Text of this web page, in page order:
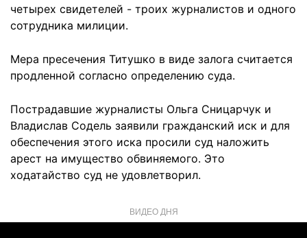
четырех свидетелей - троих журналистов и одного
сотрудника милиции.
Мера пресечения Титушко в виде залога считается
продленной согласно определению суда.
Пострадавшие журналисты Ольга Сницарчук и
Владислав Содель заявили гражданский иск и для
обеспечения этого иска просили суд наложить
арест на имущество обвиняемого. Это
ходатайство суд не удовлетворил.
ВИДЕО ДНЯ